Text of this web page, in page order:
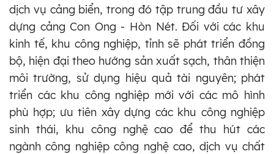
dịch vụ cảng biển, trong đó tập trung đầu tư xây
dựng cảng Con Ong - Hòn Nét. Đối với các khu
kinh tế, khu công nghiệp, tỉnh sẽ phát triển đồng
bộ, hiện đại theo hướng sản xuất sạch, thân thiện
môi trường, sử dụng hiệu quả tài nguyên; phát
triển các khu công nghiệp mới với các mô hình
phù hợp; ưu tiên xây dựng các khu công nghiệp
sinh thái, khu công nghệ cao để thu hút các
ngành công nghiệp công nghệ cao, dịch vụ chất